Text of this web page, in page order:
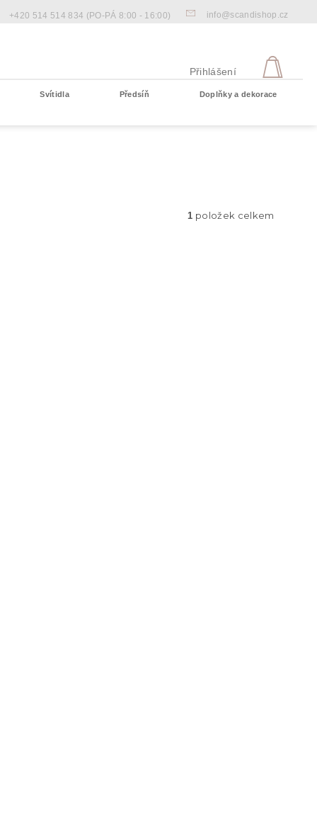
+420 514 514 834 (PO-PÁ 8:00 - 16:00) info@scandishop.cz
Přihlášení
Svítidla Předsíň Doplňky a dekorace
1 položek celkem